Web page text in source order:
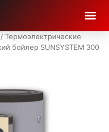
/ Термоэлектрические
бойлер SUNSYSTEM 300